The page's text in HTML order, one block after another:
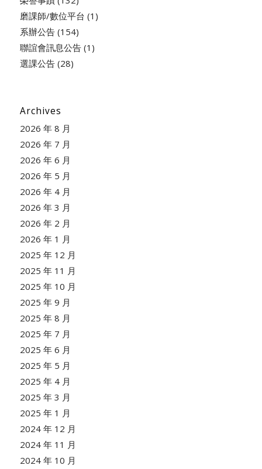
磨課師/數位平台 (1)
系辦公告(154)
聯誼會訊息公告(1)
選課公告(28)
Archives
2026 年 8 月
2026 年 7 月
2026 年 6 月
2026 年 5 月
2026 年 4 月
2026 年 3 月
2026 年 2 月
2026 年 1 月
2025 年 12 月
2025 年 11 月
2025 年 10 月
2025 年 9 月
2025 年 8 月
2025 年 7 月
2025 年 6 月
2025 年 5 月
2025 年 4 月
2025 年 3 月
2025 年 1 月
2024 年 12 月
2024 年 11 月
2024 年 10 月